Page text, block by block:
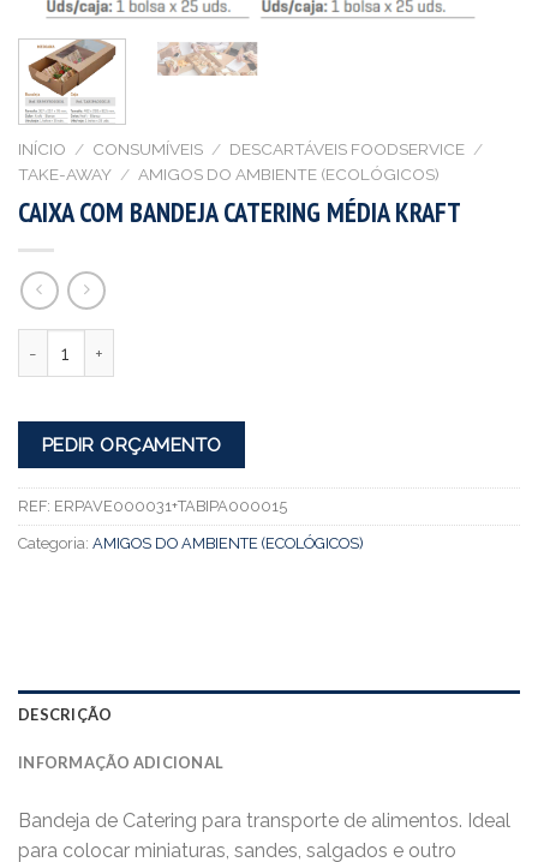
INÍCIO / CONSUMÍVEIS / DESCARTÁVEIS FOODSERVICE /
TAKE-AWAY / AMIGOS DO AMBIENTE (ECOLÓGICOS)
CAIXA COM BANDEJA CATERING MÉDIA KRAFT
PEDIR ORÇAMENTO
REF: ERPAVE000031+TABIPA000015
Categoria: AMIGOS DO AMBIENTE (ECOLÓGICOS)
DESCRIÇÃO
INFORMAÇÃO ADICIONAL
Bandeja de Catering para transporte de alimentos. Ideal
para colocar miniaturas, sandes, salgados e outro